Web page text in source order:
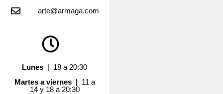
arte@armaga.com
Lunes | 18 a 20:30
Martes a viernes | 11 a
14 y 18 a 20:30